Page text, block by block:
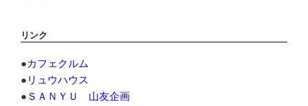
リンク
●カフェクルム
● リュウハウス
● ＳＡＮＹＵ 山友企画